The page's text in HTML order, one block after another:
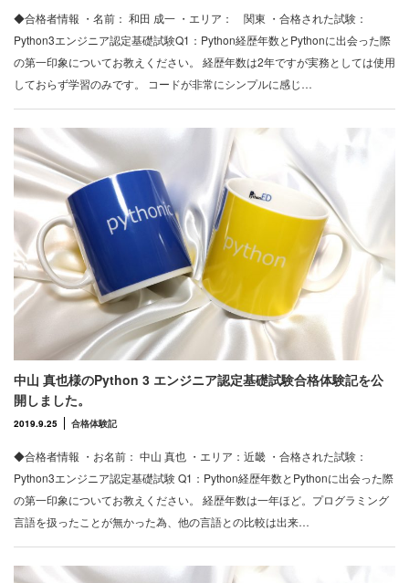
◆合格者情報 ・名前： 和田 成一 ・エリア： 関東 ・合格された試験：
Python3エンジニア認定基礎試験Q1：Python経歴年数とPythonに出会った際
の第一印象についてお教えください。 経歴年数は2年ですが実務としては使用
しておらず学習のみです。 コードが非常にシンプルに感じ…
中山 真也様のPython 3 エンジニア認定基礎試験合格体験記を公
開しました。
2019.9.25 合格体験記
◆合格者情報 ・お名前： 中山 真也 ・エリア：近畿 ・合格された試験：
Python3エンジニア認定基礎試験 Q1：Python経歴年数とPythonに出会った際
の第一印象についてお教えください。 経歴年数は一年ほど。プログラミング
言語を扱ったことが無かった為、他の言語との比較は出来…